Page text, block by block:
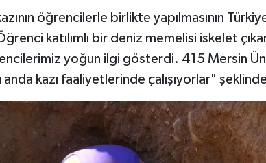
öğrencilerle birlikte yapılmasının
katılımlı bir deniz memelisi iskelet
yoğun ilgi gösterdi. 415 Mersin
anda kazı faaliyetlerinde çalışıyorlar"